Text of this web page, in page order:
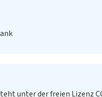
unter der freien Lizenz CC